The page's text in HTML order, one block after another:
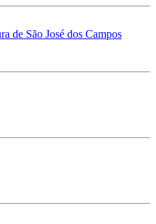
de São José dos Campos